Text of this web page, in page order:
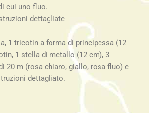
cui uno fluo.
dettagliate
1 tricotin a forma di principessa (12
1 stella di metallo (12 cm), 3
20 m (rosa chiaro, giallo, rosa fluo) e
dettagliato.